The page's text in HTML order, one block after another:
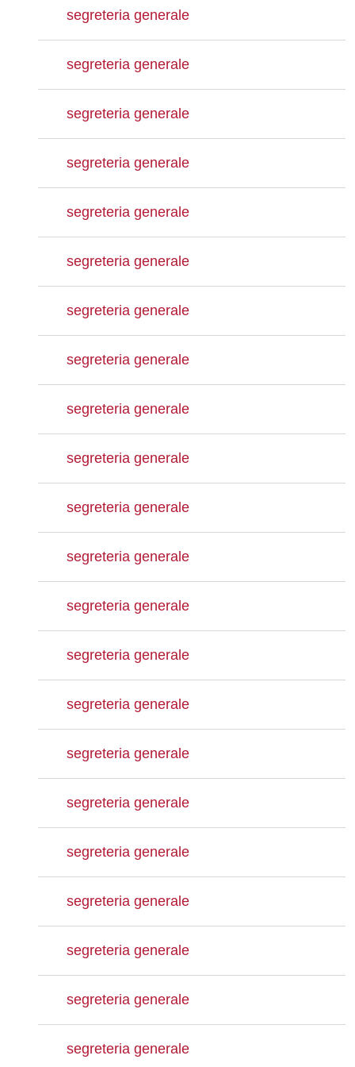
segreteria generale
segreteria generale
segreteria generale
segreteria generale
segreteria generale
segreteria generale
segreteria generale
segreteria generale
segreteria generale
segreteria generale
segreteria generale
segreteria generale
segreteria generale
segreteria generale
segreteria generale
segreteria generale
segreteria generale
segreteria generale
segreteria generale
segreteria generale
segreteria generale
segreteria generale